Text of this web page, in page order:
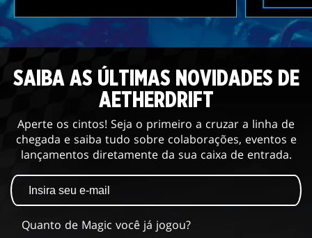
SAIBA AS ÚLTIMAS NOVIDADES DE
AETHERDRIFT
Aperte os cintos! Seja o primeiro a cruzar a linha de
chegada e saiba tudo sobre colaborações, eventos e
lançamentos diretamente da sua caixa de entrada.
Quanto de Magic você já jogou?